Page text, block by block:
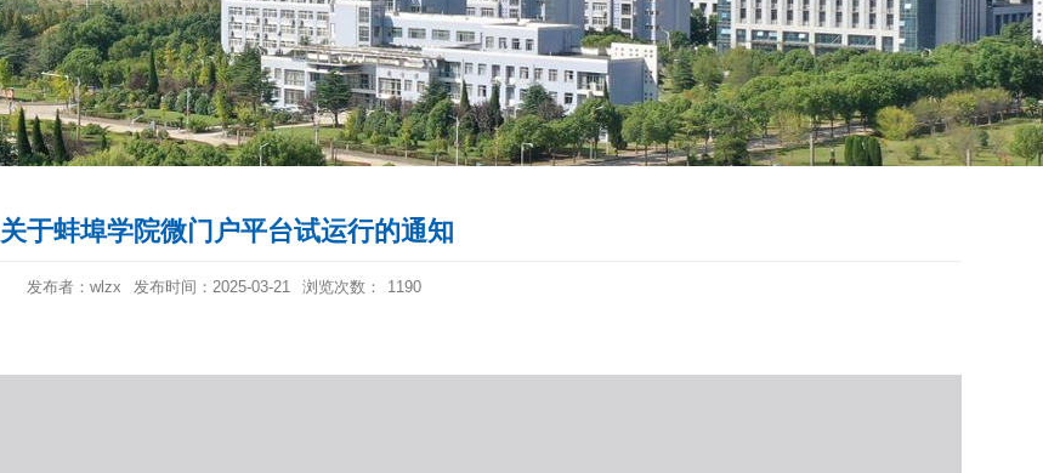
关于蚌埠学院微门户平台试运行的通知
发布者：wlzx 发布时间：2025-03-21 浏览次数： 1190